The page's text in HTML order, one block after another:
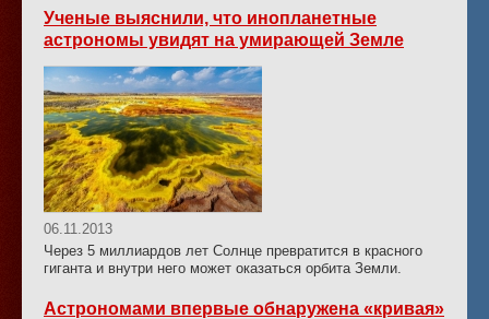
Ученые выяснили, что инопланетные
астрономы увидят на умирающей Земле
06.11.2013
Через 5 миллиардов лет Солнце превратится в красного
гиганта и внутри него может оказаться орбита Земли.
Астрономами впервые обнаружена «кривая»